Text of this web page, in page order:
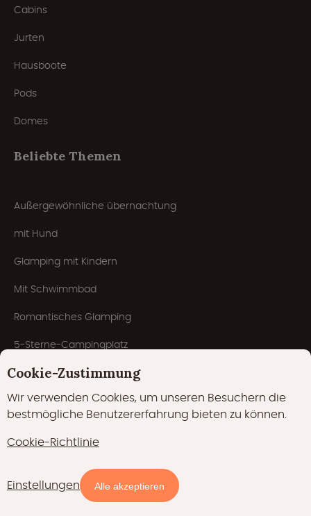
Verfügbarkeit und Preise
Cabins
Jurten
Hausboote
Pods
Domes
Beliebte Themen
Außergewöhnliche übernachtung
mit Hund
Glamping mit Kindern
Mit Schwimmbad
Romantisches Glamping
5-Sterne-Campingplatz
Winterglamping
Campingplätze
Glampings.com
Cookie-Zustimmung
Wir verwenden Cookies, um unseren Besuchern die
bestmögliche Benutzererfahrung bieten zu können.
Cookie-Richtlinie
Einstellungen Alle akzeptieren